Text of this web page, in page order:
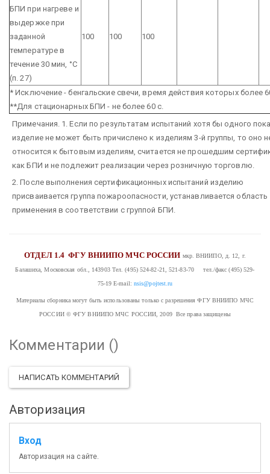
БПИ при нагреве и
выдержке при
заданной
температуре в
течение 30 мин, °С
(п. 27)
100 100 100
* Исключение - бенгальские свечи, время действия которых более
**Для стационарных БПИ - не более 60 с.
Примечания. 1. Если по результатам испытаний хотя бы одного
изделие не может быть причислено к изделиям 3-й группы, то оно
относится к бытовым изделиям, считается не прошедшим
как БПИ и не подлежит реализации через розничную торговлю.
2. После выполнения сертификационных испытаний изделию
присваивается группа пожароопасности, устанавливается область
применения в соответствии с группой БПИ.
ОТДЕЛ 1.4ФГУ ВНИИПО МЧС РОССИИ мкр. ВНИИПО, д. 12, г.
Балашиха, Московская обл., 143903Тел. (495) 524-82-21, 521-83-70 тел./факс (495) 529-
75-19 E-mail: nsis@pojtest.ru
Материалы сборника могут быть использованы только с разрешения ФГУ ВНИИПО МЧС
РОССИИ© ФГУ ВНИИПО МЧС РОССИИ, 2009 Все права защищены
Комментарии ()
НАПИСАТЬ КОММЕНТАРИЙ
Авторизация
Вход
Авторизация на сайте.